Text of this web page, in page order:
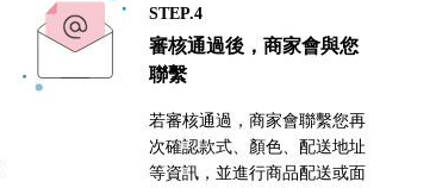
STEP.4
審核通過後，商家會與您
聯繫
若審核通過，商家會聯繫您再
次確認款式、顏色、配送地址
等資訊，並進行商品配送或面